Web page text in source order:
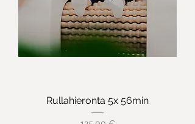
Rullahieronta 5x 56min